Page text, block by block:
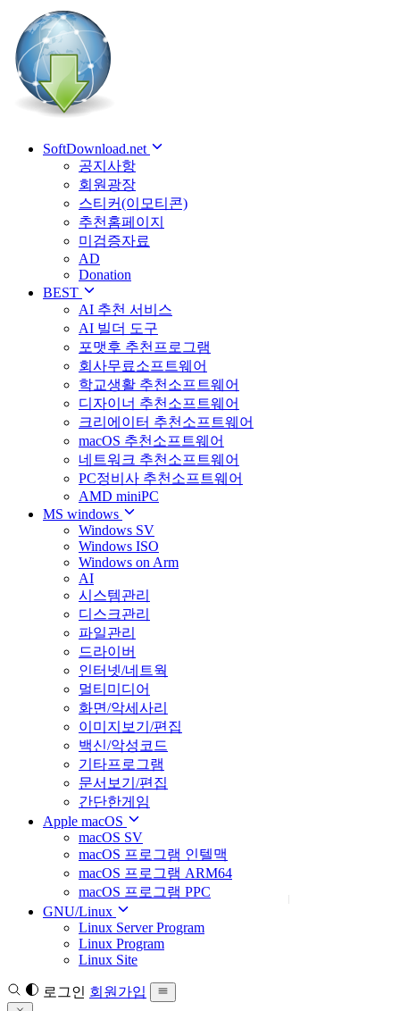
SoftDownload.net
공지사항
회원광장
스티커(이모티콘)
추천홈페이지
미검증자료
AD
Donation
BEST
AI 추천 서비스
AI 빌더 도구
포맷후 추천프로그램
회사무료소프트웨어
학교생활 추천소프트웨어
디자이너 추천소프트웨어
크리에이터 추천소프트웨어
macOS 추천소프트웨어
네트워크 추천소프트웨어
PC정비사 추천소프트웨어
AMD miniPC
MS windows
Windows SV
Windows ISO
Windows on Arm
AI
시스템관리
디스크관리
파일관리
드라이버
인터넷/네트웍
멀티미디어
화면/악세사리
이미지보기/편집
백신/악성코드
기타프로그램
문서보기/편집
간단한게임
Apple macOS
macOS SV
macOS 프로그램 인텔맥
macOS 프로그램 ARM64
macOS 프로그램 PPC
GNU/Linux
Linux Server Program
Linux Program
Linux Site
로그인 회원가입